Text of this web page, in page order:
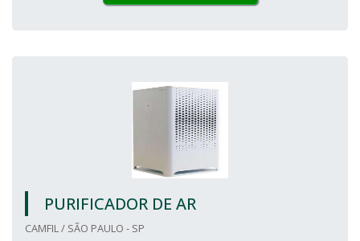
PURIFICADOR DE AR
CAMFIL / SÃO PAULO - SP